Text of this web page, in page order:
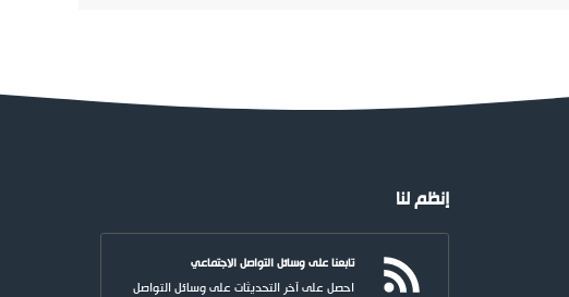
إنظم لنا
تابعنا على وسائل التواصل الاجتماعي
احصل على آخر التحديثات على وسائل التواصل